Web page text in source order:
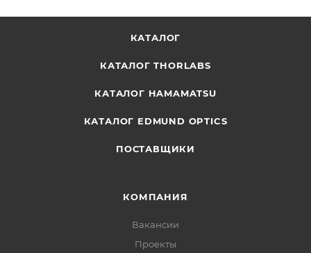
КАТАЛОГ
КАТАЛОГ THORLABS
КАТАЛОГ HAMAMATSU
КАТАЛОГ EDMUND OPTICS
ПОСТАВЩИКИ
КОМПАНИЯ
Вакансии
Проекты